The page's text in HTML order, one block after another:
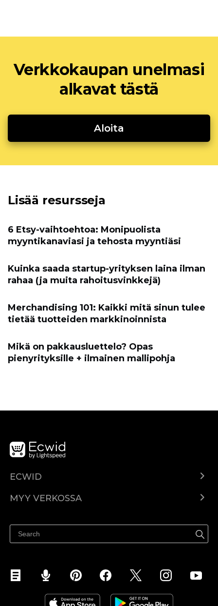
Verkkokaupan unelmasi
alkavat tästä
Aloita
Lisää resursseja
6 Etsy-vaihtoehtoa: Monipuolista
myyntikanaviasi ja tehosta myyntiäsi
Kuinka saada startup-yrityksen laina ilman
rahaa (ja muita rahoitusvinkkejä)
Merchandising 101: Kaikki mitä sinun tulee
tietää tuotteiden markkinoinnista
Mikä on pakkausluettelo? Opas
pienyrityksille + ilmainen mallipohja
ECWID
Hinnoittelu
MYY VERKOSSA
Myy Facebookissa
Myy Instagramissa